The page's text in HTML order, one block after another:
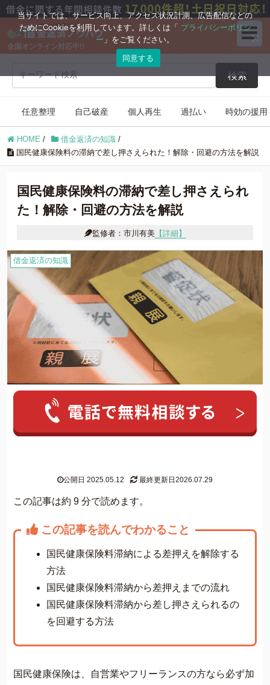
全国オンライン対応中!!
検索
ブログコンテンツ
任意整理
時効の援用 住宅ローン
借金返済の知識
グリーン司法書士法人について
グリーン司法書士法人のご紹介
無料相談の流れ
費用について
よくあるご質問
サイト内の画像等のご利用条件
借金返済の相談はコチラ
任意整理 自己破産 個人再生 過払い 時効の援用
HOME / 借金返済の知識 /
国民健康保険料の滞納で差し押さえられた！解除・回避の方法を解説
国民健康保険料の滞納で差し押さえられ
た！解除・回避の方法を解説
監修者：市川有美【詳細】
借金返済の知識
公開日 2025.05.12 最終更新日2026.07.29
この記事は約 9 分で読めます。
この記事を読んでわかること
国民健康保険料滞納による差押えを解除する
方法
国民健康保険料滞納から差押えまでの流れ
国民健康保険料滞納から差し押さえられるの
を回避する方法
国民健康保険は、自営業やフリーランスの方なら必ず加
当サイトでは、サービス向上、アクセス状況計測、広告配信などの
ためにCookieを利用しています。詳しくは「 プライバシーポリシ
ー 」をご覧ください。
同意する